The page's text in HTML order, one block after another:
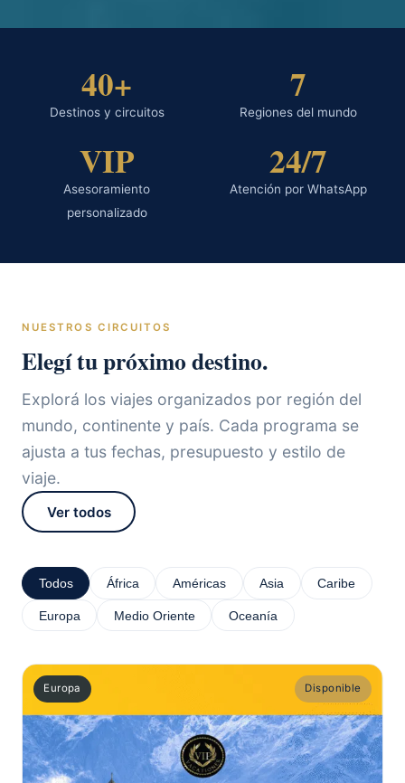
40+
Destinos y circuitos
7
Regiones del mundo
VIP
Asesoramiento
personalizado
24/7
Atención por WhatsApp
NUESTROS CIRCUITOS
Elegí tu próximo destino.
Explorá los viajes organizados por región del
mundo, continente y país. Cada programa se
ajusta a tus fechas, presupuesto y estilo de
viaje.
Ver todos
Todos África Américas Asia Caribe
Europa Medio Oriente Oceanía
Europa Disponible